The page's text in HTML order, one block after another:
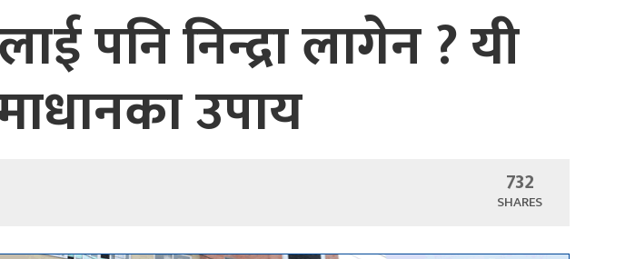
पनि निन्द्रा लागेन ? यी
उपाय
732
SHARES